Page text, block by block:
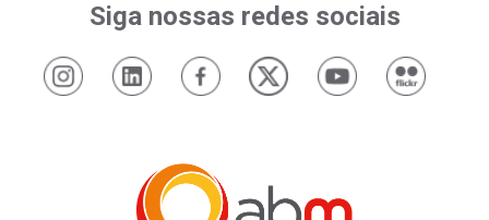
Siga nossas redes sociais